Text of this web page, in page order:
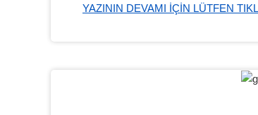
YAZININ DEVAMI IÇIN LÜTFEN